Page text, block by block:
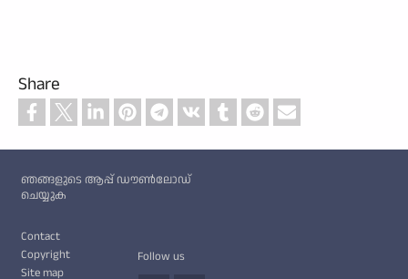
Share
ഞങ്ങളുടെ ആപ്പ് ഡൗൺലോഡ്
ചെയ്യുക
Footer
Contact
Copyright
Site map
Follow us